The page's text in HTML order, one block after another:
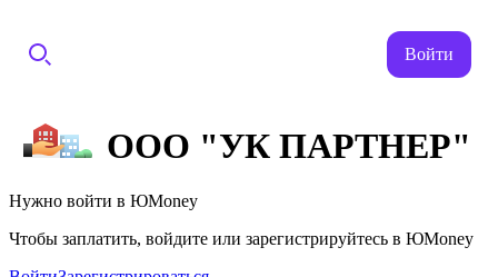
Войти
ООО "УК ПАРТНЕР"
Нужно войти в ЮMoney
Чтобы заплатить, войдите или зарегистрируйтесь в ЮMoney